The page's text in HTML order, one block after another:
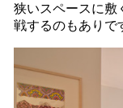
狭いスペースに敷
戦するのもありで